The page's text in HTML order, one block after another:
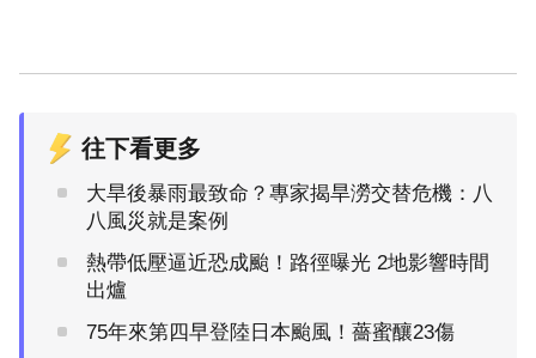
往下看更多
大旱後暴雨最致命？專家揭旱澇交替危機：八
八風災就是案例
熱帶低壓逼近恐成颱！路徑曝光 2地影響時間
出爐
75年來第四早登陸日本颱風！薔蜜釀23傷